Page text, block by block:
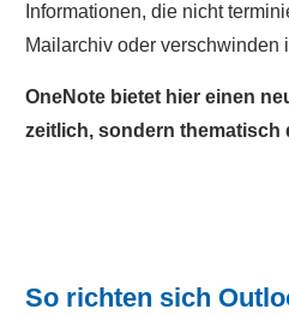
Informationen, die nicht
Mailarchiv oder verschwinden
OneNote bietet hier einen
zeitlich, sondern thematisch
So richten sich